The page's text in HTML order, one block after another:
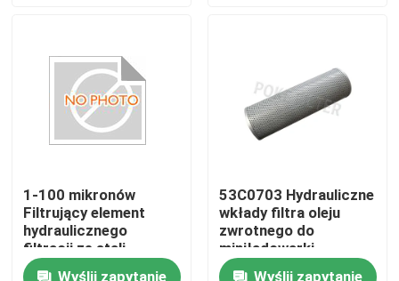
Element filtra paliwa
wkład filtra powietrza
Wkład filtra pompy próżniowej
element filtrujący ze stali nierdzewnej
1-100 mikronów
Filtrujący element
hydraulicznego
filtracji ze stali
nierdzewnej do filtracji
Wyślij zapytanie
53C0703 Hydrauliczne
wkłady filtra oleju
zwrotnego do
miniładowarki
Wyślij zapytanie